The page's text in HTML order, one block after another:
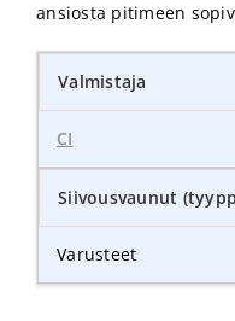
ansiosta pitimeen
Valmistaja
CI
Siivousvaunut
Varusteet